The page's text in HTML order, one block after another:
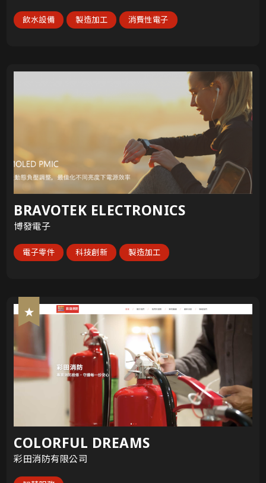
飲水設備 製造加工 消費性電子
BRAVOTEK ELECTRONICS
博發電子
電子零件 科技創新 製造加工
COLORFUL DREAMS
彩田消防有限公司